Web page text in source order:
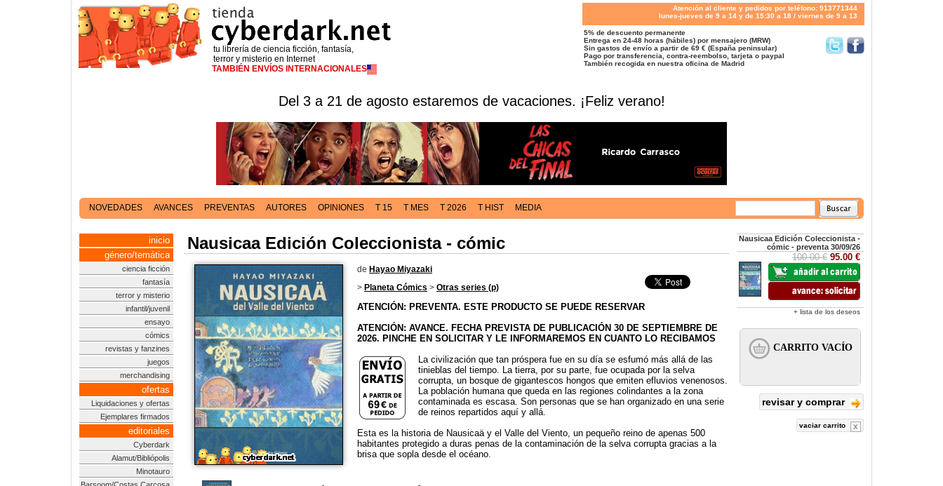
tu librería de ciencia ficción, fantasía,
terror y misterio en Internet
TAMBIÉN ENVÍOS INTERNACIONALES
Atención al cliente y pedidos por teléfono: 913771344
lunes-jueves de 9 a 14 y de 15:30 a 18 / viernes de 9 a 13
5% de descuento permanente
Entrega en 24-48 horas (hábiles) por mensajero (MRW)
Sin gastos de envío a partir de 69 € (España peninsular)
Pago por transferencia, contra-reembolso, tarjeta o paypal
También recogida en nuestra oficina de Madrid
Del 3 a 21 de agosto estaremos de vacaciones. ¡Feliz verano!
NOVEDADES AVANCES PREVENTAS AUTORES OPINIONES T 15 T MES T 2026 T HIST MEDIA
inicio
género/temática
ciencia ficción
fantasía
terror y misterio
infantil/juvenil
ensayo
cómics
revistas y fanzines
juegos
merchandising
ofertas
Liquidaciones y ofertas
Ejemplares firmados
editoriales
Cyberdark
Alamut/Bibliópolis
Minotauro
Nausicaa Edición Coleccionista - cómic
de Hayao Miyazaki
> Planeta Cómics > Otras series (p)
ATENCIÓN: PREVENTA. ESTE PRODUCTO SE PUEDE RESERVAR
ATENCIÓN: AVANCE. FECHA PREVISTA DE PUBLICACIÓN 30 DE SEPTIEMBRE DE
2026. PINCHE EN SOLICITAR Y LE INFORMAREMOS EN CUANTO LO RECIBAMOS
La civilización que tan próspera fue en su día se esfumó más allá de las
tinieblas del tiempo. La tierra, por su parte, fue ocupada por la selva
corrupta, un bosque de gigantescos hongos que emiten efluvios venenosos.
La población humana que queda en las regiones colindantes a la zona
contaminada es escasa. Son personas que se han organizado en una serie
de reinos repartidos aquí y allá.
Esta es la historia de Nausicaä y el Valle del Viento, un pequeño reino de apenas 500
habitantes protegido a duras penas de la contaminación de la selva corrupta gracias a la
brisa que sopla desde el océano.
Nausicaa Edición Coleccionista -
cómic - preventa 30/09/26
100.00 € 95.00 €
+ lista de los deseos
revisar y comprar
vaciar carrito